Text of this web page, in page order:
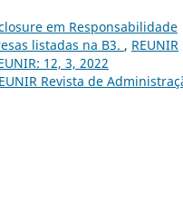
em Responsabilidade
listadas na B3. , REUNIR
12, 3, 2022
Revista de